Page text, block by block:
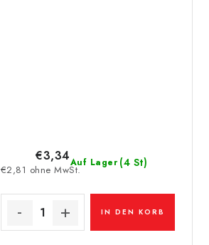
Auf Lager (4 St)
€2,81 ohne MwSt.
€3,34
IN DEN KORB